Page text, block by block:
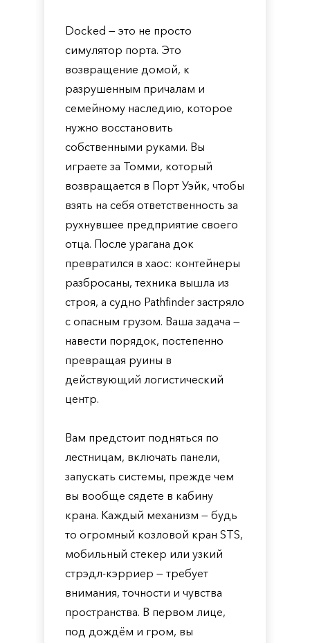
Docked — это не просто
симулятор порта. Это
возвращение домой, к
разрушенным причалам и
семейному наследию, которое
нужно восстановить
собственными руками. Вы
играете за Томми, который
возвращается в Порт Уэйк, чтобы
взять на себя ответственность за
рухнувшее предприятие своего
отца. После урагана док
превратился в хаос: контейнеры
разбросаны, техника вышла из
строя, а судно Pathfinder застряло
с опасным грузом. Ваша задача —
навести порядок, постепенно
превращая руины в
действующий логистический
центр.
Вам предстоит подняться по
лестницам, включать панели,
запускать системы, прежде чем
вы вообще сядете в кабину
крана. Каждый механизм — будь
то огромный козловой кран STS,
мобильный стекер или узкий
стрэдл-кэрриер — требует
внимания, точности и чувства
пространства. В первом лице,
под дождём и гром, вы